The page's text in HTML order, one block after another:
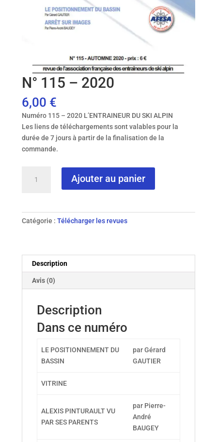
N° 115 – 2020
6,00 €
Numéro 115 – 2020 L’ENTRAINEUR DU SKI ALPIN
Les liens de téléchargements sont valables pour la
durée de 7 jours à partir de la finalisation de la
commande.
Ajouter au panier
Catégorie : Télécharger les revues
Description
Avis (0)
Description
Dans ce numéro
LE POSITIONNEMENT DU
BASSIN
par Gérard
GAUTIER
VITRINE
ALEXIS PINTURAULT VU
PAR SES PARENTS
par Pierre-
André
BAUGEY